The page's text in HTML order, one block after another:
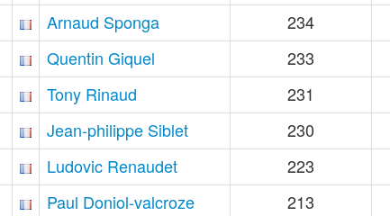
Arnaud Sponga
234
Quentin Giquel
233
Tony Rinaud
231
Jean-philippe Siblet
230
Ludovic Renaudet
223
Paul Doniol-valcroze
213